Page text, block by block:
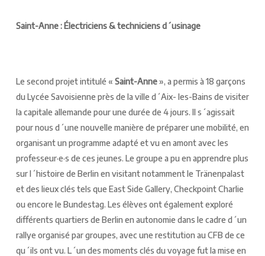
Saint-Anne : Électriciens & techniciens d´usinage
Le second projet intitulé « Saint-Anne», a permis à 18 garçons
du Lycée Savoisienne près de la ville d´Aix- les-Bains de visiter
la capitale allemande pour une durée de 4 jours. Il s´agissait
pour nous d´une nouvelle manière de préparer une mobilité, en
organisant un programme adapté et vu en amont avec les
professeur·e·s de ces jeunes. Le groupe a pu en apprendre plus
sur l´histoire de Berlin en visitant notamment le Tränenpalast
et des lieux clés tels que East Side Gallery, Checkpoint Charlie
ou encore le Bundestag. Les élèves ont également exploré
différents quartiers de Berlin en autonomie dans le cadre d´un
rallye organisé par groupes, avec une restitution au CFB de ce
qu´ils ont vu. L´un des moments clés du voyage fut la mise en